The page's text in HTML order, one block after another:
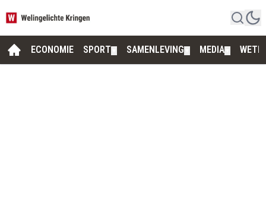
ECONOMIE SPORT SAMENLEVING MEDIA